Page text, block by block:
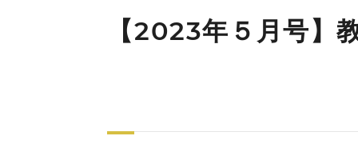
【2023年５月号】